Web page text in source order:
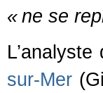
« ne se
sur-Mer